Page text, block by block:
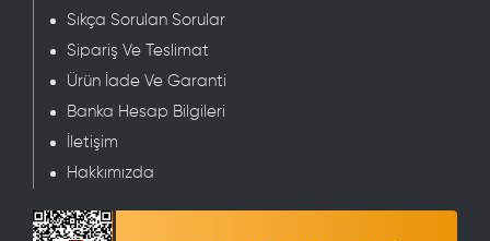
Sıkça Sorulan Sorular
Sipariş Ve Teslimat
Ürün İade Ve Garanti
Banka Hesap Bilgileri
İletişim
Hakkımızda